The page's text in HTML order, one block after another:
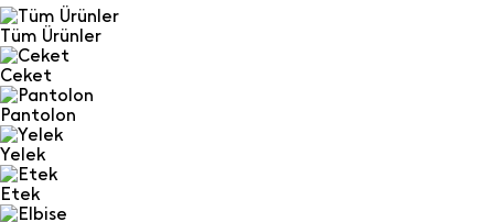
Tüm Ürünler
Ceket
Pantolon
Yelek
Etek